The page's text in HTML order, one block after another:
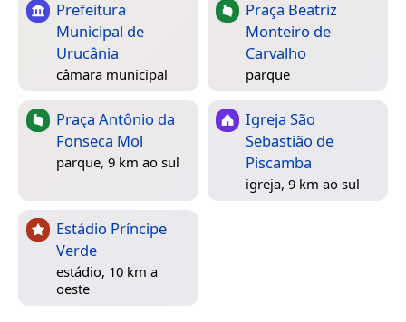
Prefeitura
Municipal de
Urucânia
câmara municipal
Praça Beatriz
Monteiro de
Carvalho
parque
Praça Antônio da
Fonseca Mol
parque, 9 km ao sul
Igreja São
Sebastião de
Piscamba
igreja, 9 km ao sul
Estádio Príncipe
Verde
estádio, 10 km a
oeste